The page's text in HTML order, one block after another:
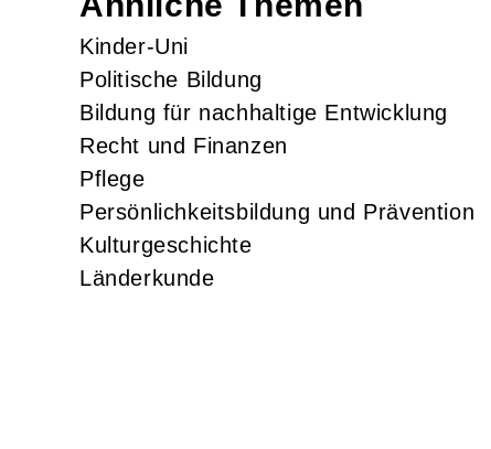
Kinder-Uni
Politische Bildung
Bildung für nachhaltige Entwicklung
Recht und Finanzen
Pflege
Persönlichkeitsbildung und Prävention
Kulturgeschichte
Länderkunde